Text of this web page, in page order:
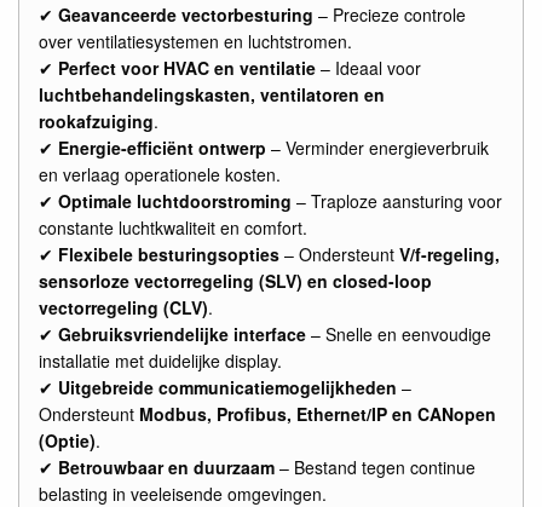
✔ Geavanceerde vectorbesturing – Precieze controle
over ventilatiesystemen en luchtstromen.
✔ Perfect voor HVAC en ventilatie – Ideaal voor
luchtbehandelingskasten, ventilatoren en
rookafzuiging.
✔ Energie-efficiënt ontwerp – Verminder energieverbruik
en verlaag operationele kosten.
✔ Optimale luchtdoorstroming – Traploze aansturing voor
constante luchtkwaliteit en comfort.
✔ Flexibele besturingsopties – Ondersteunt V/f-regeling,
sensorloze vectorregeling (SLV) en closed-loop
vectorregeling (CLV).
✔ Gebruiksvriendelijke interface – Snelle en eenvoudige
installatie met duidelijke display.
✔ Uitgebreide communicatiemogelijkheden –
Ondersteunt Modbus, Profibus, Ethernet/IP en CANopen
(Optie).
✔ Betrouwbaar en duurzaam – Bestand tegen continue
belasting in veeleisende omgevingen.